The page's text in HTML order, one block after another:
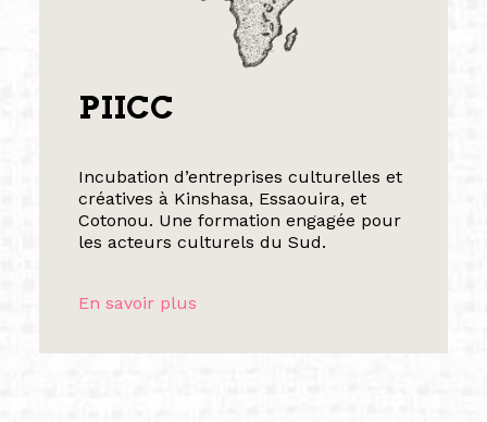
PIICC
Incubation d’entreprises culturelles et
créatives à Kinshasa, Essaouira, et
Cotonou. Une formation engagée pour
les acteurs culturels du Sud.
En savoir plus